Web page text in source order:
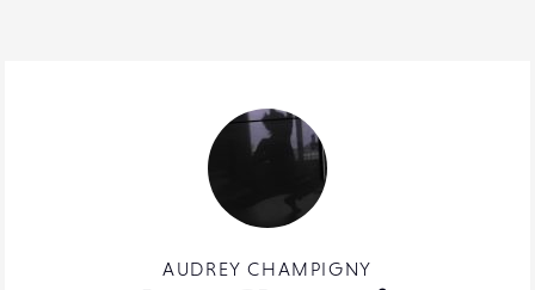
AUDREY CHAMPIGNY